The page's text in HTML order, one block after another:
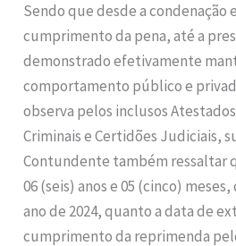
Sendo que desde a condenação
cumprimento da pena, até a
demonstrado efetivamente
comportamento público e
observa pelos inclusos
Criminais e Certidões Judiciais,
Contundente também ressaltar
06 (seis) anos e 05 (cinco)
ano de 2024, quanto a data de
cumprimento da reprimenda